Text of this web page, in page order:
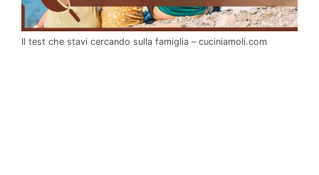
Il test che stavi cercando sulla famiglia – cuciniamoli.com